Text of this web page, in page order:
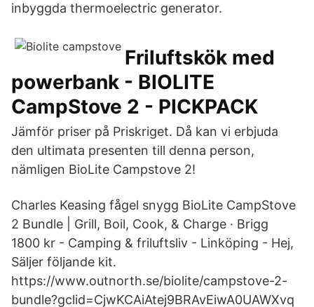
inbyggda thermoelectric generator.
Friluftskök med
powerbank - BIOLITE
CampStove 2 - PICKPACK
Jämför priser på Priskriget. Då kan vi erbjuda
den ultimata presenten till denna person,
nämligen BioLite Campstove 2!
Charles Keasing fågel snygg BioLite CampStove
2 Bundle | Grill, Boil, Cook, & Charge · Brigg
1800 kr - Camping & friluftsliv - Linköping - Hej,
Säljer följande kit.
https://www.outnorth.se/biolite/campstove-2-
bundle?gclid=CjwKCAiAtej9BRAvEiwA0UAWXvq